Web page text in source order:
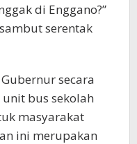
di Enggano?”
serentak
secara
bus sekolah
masyarakat
ini merupakan